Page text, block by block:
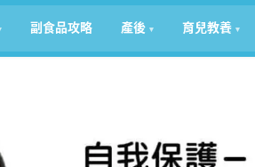
副食品攻略 產後 育兒教養